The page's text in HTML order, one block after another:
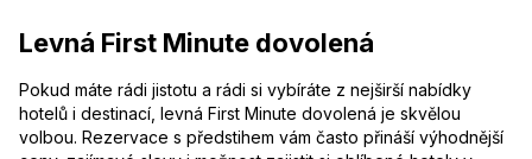
Levná First Minute dovolená
Pokud máte rádi jistotu a rádi si vybíráte z nejširší nabídky
hotelů i destinací, levná First Minute dovolená je skvělou
volbou. Rezervace s předstihem vám často přináší výhodnější